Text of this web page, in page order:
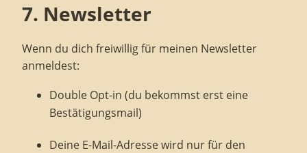
7. Newsletter
Wenn du dich freiwillig für meinen Newsletter
anmeldest:
Double Opt-in (du bekommst erst eine
Bestätigungsmail)
Deine E-Mail-Adresse wird nur für den